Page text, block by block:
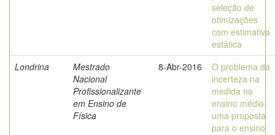
seleção de
otimizações
com estimativa
estática
Londrina
Mestrado
Nacional
Profissionalizante
em Ensino de
Física
8-Abr-2016
O problema da
incerteza na
medida no
ensino médio:
uma proposta
para o ensino